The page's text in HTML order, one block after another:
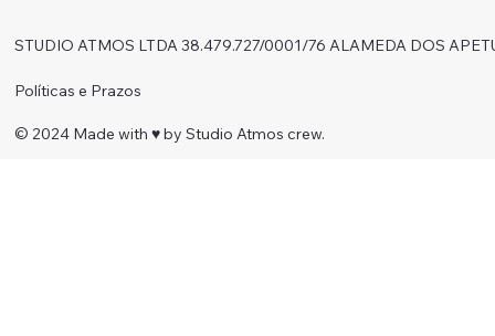
STUDIO ATMOS LTDA 38.479.727/0001/76 ALAMEDA DOS
Políticas e Prazos
© 2024 Made with ♥︎ by Studio Atmos crew.